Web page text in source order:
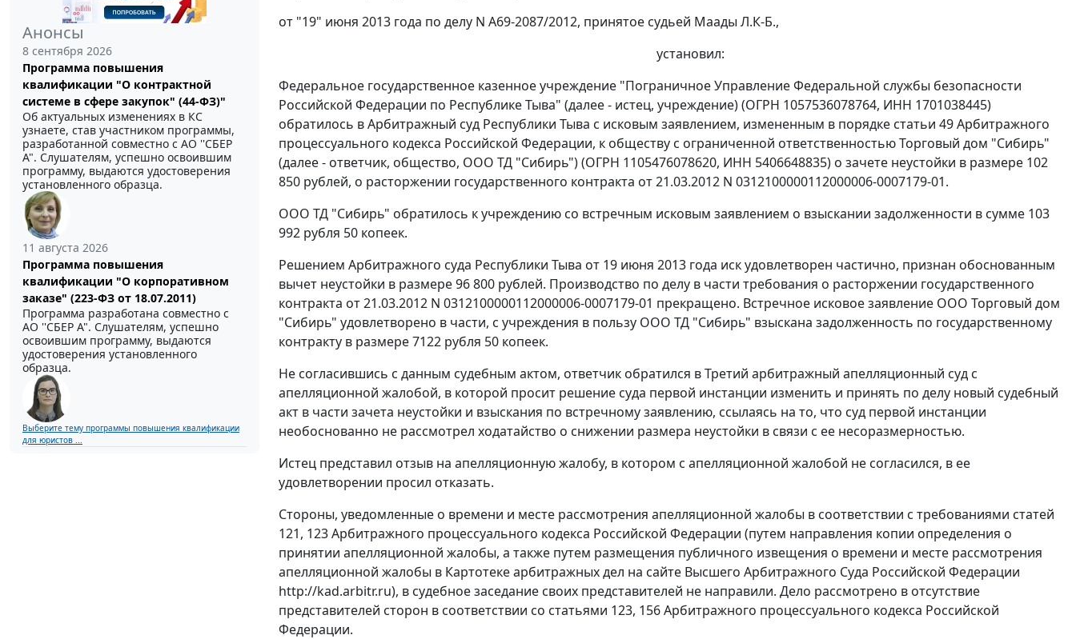
Анонсы
8 сентября 2026
Программа повышения
квалификации "О контрактной
системе в сфере закупок" (44-ФЗ)"
Об актуальных изменениях в КС
узнаете, став участником программы,
разработанной совместно с АО ''СБЕР
А". Слушателям, успешно освоившим
программу, выдаются удостоверения
установленного образца.
11 августа 2026
Программа повышения
квалификации "О корпоративном
заказе" (223-ФЗ от 18.07.2011)
Программа разработана совместно с
АО ''СБЕР А". Слушателям, успешно
освоившим программу, выдаются
удостоверения установленного
образца.
Выберите тему программы повышения квалификации
для юристов ...
от "19" июня 2013 года по делу N А69-2087/2012, принятое судьей Маады Л.К-Б.,
установил:
Федеральное государственное казенное учреждение "Пограничное Управление Федеральной службы безопасности
Российской Федерации по Республике Тыва" (далее - истец, учреждение) (ОГРН 1057536078764, ИНН 1701038445)
обратилось в Арбитражный суд Республики Тыва с исковым заявлением, измененным в порядке статьи 49Арбитражного
процессуального кодекса Российской Федерации, к обществу с ограниченной ответственностью Торговый дом "Сибирь"
(далее - ответчик, общество, ООО ТД "Сибирь") (ОГРН 1105476078620, ИНН 5406648835) о зачете неустойки в размере 102
850 рублей, о расторжении государственного контракта от 21.03.2012 N 0312100000112000006-0007179-01.
ООО ТД "Сибирь" обратилось к учреждению со встречным исковым заявлением о взыскании задолженности в сумме 103
992 рубля 50 копеек.
Решением Арбитражного суда Республики Тыва от 19 июня 2013 года иск удовлетворен частично, признан обоснованным
вычет неустойки в размере 96 800 рублей. Производство по делу в части требования о расторжении государственного
контракта от 21.03.2012 N 0312100000112000006-0007179-01 прекращено. Встречное исковое заявление ООО Торговый дом
"Сибирь" удовлетворено в части, с учреждения в пользу ООО ТД "Сибирь" взыскана задолженность по государственному
контракту в размере 7122 рубля 50 копеек.
Не согласившись с данным судебным актом, ответчик обратился в Третий арбитражный апелляционный суд с
апелляционной жалобой, в которой просит решение суда первой инстанции изменить и принять по делу новый судебный
акт в части зачета неустойки и взыскания по встречному заявлению, ссылаясь на то, что суд первой инстанции
необоснованно не рассмотрел ходатайство о снижении размера неустойки в связи с ее несоразмерностью.
Истец представил отзыв на апелляционную жалобу, в котором с апелляционной жалобой не согласился, в ее
удовлетворении просил отказать.
Стороны, уведомленные о времени и месте рассмотрения апелляционной жалобы в соответствии с требованиями статей
121, 123Арбитражного процессуального кодекса Российской Федерации (путем направления копии определения о
принятии апелляционной жалобы, а также путем размещения публичного извещения о времени и месте рассмотрения
апелляционной жалобы в Картотеке арбитражных дел на сайте Высшего Арбитражного Суда Российской Федерации
http://kad.arbitr.ru), в судебное заседание своих представителей не направили. Дело рассмотрено в отсутствие
представителей сторон в соответствии со статьями 123, 156Арбитражного процессуального кодекса Российской
Федерации.